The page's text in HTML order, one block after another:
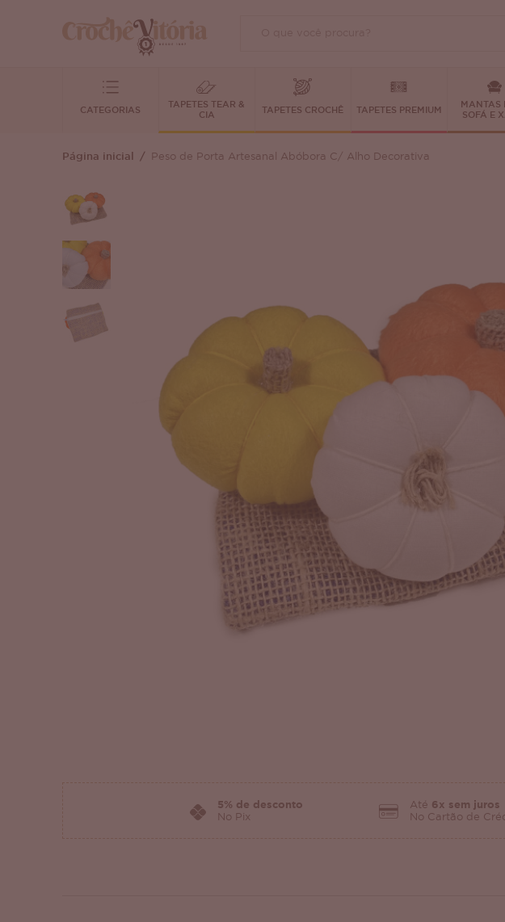
CATEGORIAS
TAPETES TEAR &
CIA
TAPETES CROCHÊ TAPETES PREMIUM
MANTAS
SOFÁ E
Página inicial Peso de Porta Artesanal Abóbora C/ Alho Decorativa
5% de desconto
No Pix
Até 6x sem juros
No Cartão de